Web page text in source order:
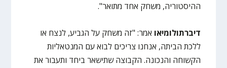
ההיסטוריה, משחק אחד מתואר".
דיברתולומיאו אמר: "זה משחק על הגביע, לנצח או
ללכת הביתה, אנחנו צריכים לבוא עם המנטאליות
הקשוחה והנכונה. הקבוצה שתישאר ביחד ותעבור את